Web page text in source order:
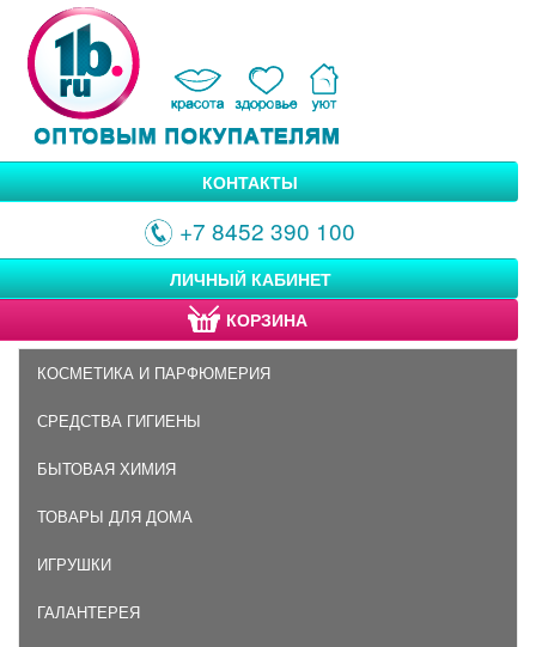
КОНТАКТЫ
+7 8452 390 100
ЛИЧНЫЙ КАБИНЕТ
КОРЗИНА
КОСМЕТИКА И ПАРФЮМЕРИЯ
СРЕДСТВА ГИГИЕНЫ
БЫТОВАЯ ХИМИЯ
ТОВАРЫ ДЛЯ ДОМА
ИГРУШКИ
ГАЛАНТЕРЕЯ